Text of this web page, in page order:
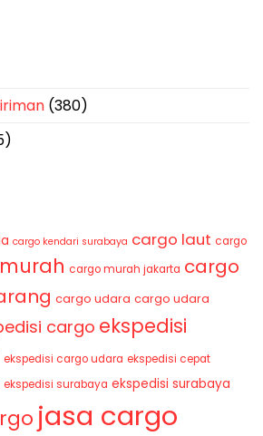
(380)
cargo kendari surabaya cargo laut cargo
cargo murah jakarta cargo
cargo udara cargo udara
cargo ekspedisi
ekspedisi cargo udara ekspedisi cepat
ekspedisi surabaya ekspedisi surabaya
jasa cargo